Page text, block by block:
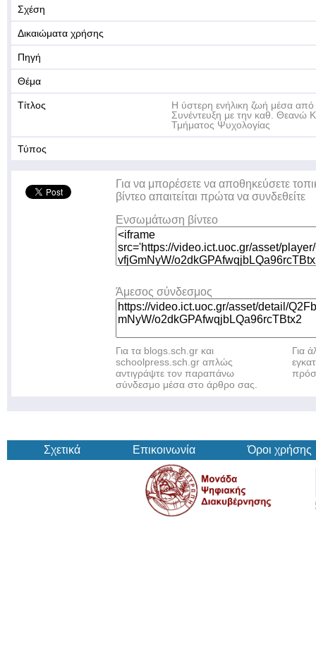
Σχέση
Δικαιώματα χρήσης
Πηγή
Θέμα
Τίτλος
Η ύστερη ενήλικη ζωή μέσα από
Συνέντευξη με την καθ. Θεανώ
Τμήματος Ψυχολογίας
Τύπος
Για να μπορέσετε να αποθηκεύσετε
βίντεο απαιτείται πρώτα να συνδεθείτε
Ενσωμάτωση βίντεο
Άμεσος σύνδεσμος
Για τα blogs.sch.gr και
schoolpress.sch.gr απλώς
αντιγράψτε τον παραπάνω
σύνδεσμο μέσα στο άρθρο σας.
Για
Σχετικά Επικοινωνία Όροι χρήσης